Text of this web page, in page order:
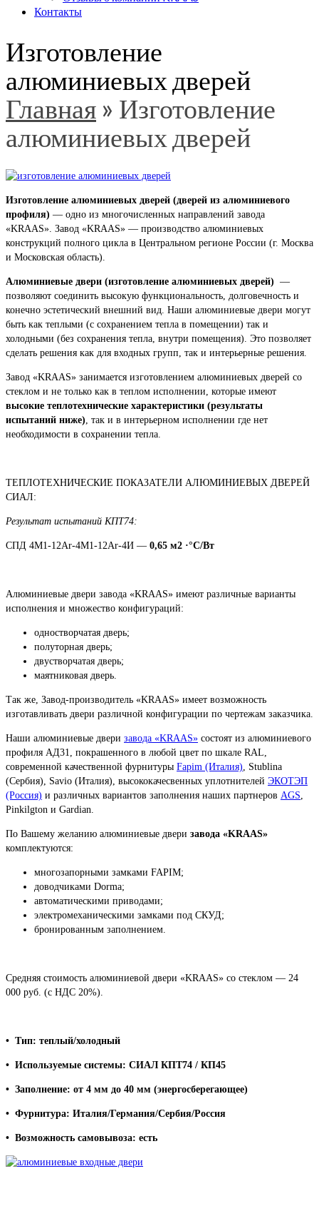
Контакты
Изготовление
алюминиевых дверей
Главная » Изготовление
алюминиевых дверей
Изготовление алюминиевых дверей (дверей из алюминиевого
профиля) — одно из многочисленных направлений завода
«KRAAS». Завод «KRAAS» — производство алюминиевых
конструкций полного цикла в Центральном регионе России (г. Москва
и Московская область).
Алюминиевые двери (изготовление алюминиевых дверей) —
позволяют соединить высокую функциональность, долговечность и
конечно эстетический внешний вид. Наши алюминиевые двери могут
быть как теплыми (с сохранением тепла в помещении) так и
холодными (без сохранения тепла, внутри помещения). Это позволяет
сделать решения как для входных групп, так и интерьерные решения.
Завод «KRAAS» занимается изготовлением алюминиевых дверей со
стеклом и не только как в теплом исполнении, которые имеют
высокие теплотехнические характеристики (результаты
испытаний ниже) , так и в интерьерном исполнении где нет
необходимости в сохранении тепла.
ТЕПЛОТЕХНИЧЕСКИЕ ПОКАЗАТЕЛИ АЛЮМИНИЕВЫХ ДВЕРЕЙ
СИАЛ:
Результат испытаний КПТ74:
СПД 4М1-12Аr-4М1-12Ar-4И — 0,65 м2 ·°С/Вт
Алюминиевые двери завода «KRAAS» имеют различные варианты
исполнения и множество конфигураций:
одностворчатая дверь;
полуторная дверь;
двустворчатая дверь;
маятниковая дверь.
Так же, Завод-производитель «KRAAS» имеет возможность
изготавливать двери различной конфигурации по чертежам заказчика.
Наши алюминиевые двери завода «KRAAS» состоят из алюминиевого
профиля АД31, покрашенного в любой цвет по шкале RAL,
современной качественной фурнитуры Fapim (Италия) , Stublina
(Сербия), Savio (Италия), высококачесвенных уплотнителей ЭКОТЭП
(Россия) и различных вариантов заполнения наших партнеров AGS
Pinkilgton и Gardian.
По Вашему желанию алюминиевые двери завода «KRAAS»
комплектуются:
многозапорными замками FAPIM;
доводчиками Dorma;
автоматическими приводами;
электромеханическими замками под СКУД;
бронированным заполнением.
Средняя стоимость алюминиевой двери «KRAAS» со стеклом — 24
000 руб. (с НДС 20%).
• Тип: теплый/холодный
• Используемые системы: СИАЛ КПТ74 / КП45
• Заполнение: от 4 мм до 40 мм (энергосберегающее)
• Фурнитура: Италия/Германия/Сербия/Россия
• Возможность самовывоза: есть